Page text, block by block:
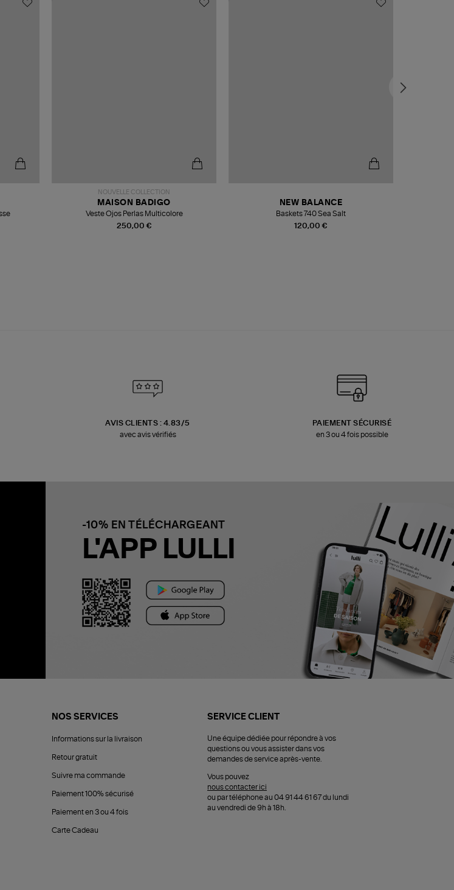
NOUVELLE COLLECTION
250,00 €
MAISON BADIGO
Veste Ojos Perlas Multicolore
120,00 €
NEW BALANCE
Baskets 740 Sea Salt
AVIS CLIENTS : 4.83/5
avec avis vérifiés
PAIEMENT SÉCURISÉ
en 3 ou 4 fois possible
-10% EN TÉLÉCHARGEANT
L'APP LULLI
NOS SERVICES
Informations sur la livraison
Retour gratuit
Suivre ma commande
Paiement 100% sécurisé
Paiement en 3 ou 4 fois
Carte Cadeau
SERVICE CLIENT
Une équipe dédiée pour répondre à vos
questions ou vous assister dans vos
demandes de service après-vente.
Vous pouvez
nous contacter ici
ou par téléphone au 04 91 44 61 67 du lundi
au vendredi de 9h à 18h.